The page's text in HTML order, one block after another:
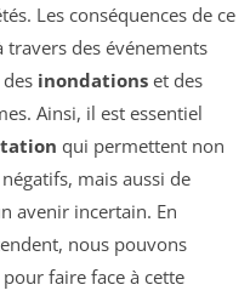
Les conséquences de ce
des événements
des inondations et des
Ainsi, il est essentiel
qui permettent non
mais aussi de
avenir incertain. En
nous pouvons
faire face à cette